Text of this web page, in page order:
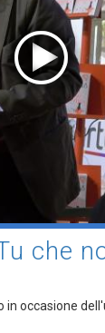
che
occasione